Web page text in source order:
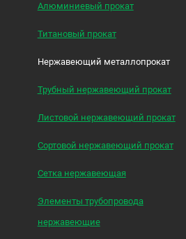
Алюминиевый прокат
Титановый прокат
Нержавеющий металлопрокат
Трубный нержавеющий прокат
Листовой нержавеющий прокат
Сортовой нержавеющий прокат
Сетка нержавеющая
Элементы трубопровода
нержавеющие